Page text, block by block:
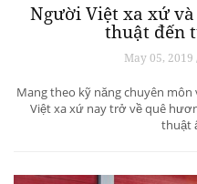
Người Việt xa xứ
thuật đến
May 05, 2019
Mang theo kỹ năng chuyên
Việt xa xứ nay trở về quê
thuật